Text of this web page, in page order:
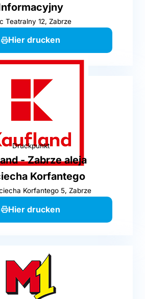
Teatralny 12, Zabrze
Hier drucken
Druckpunkt
- Zabrze aleja
Korfantego
Korfantego 5, Zabrze
Hier drucken